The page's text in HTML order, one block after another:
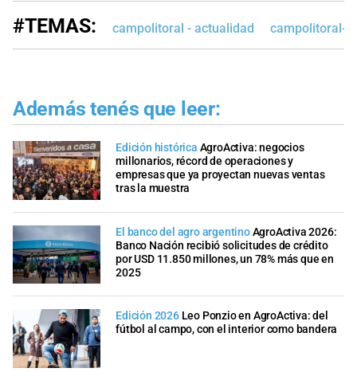
#TEMAS: campolitoral - actualidad campolitoral-
Además tenés que leer:
Edición histórica AgroActiva: negocios
millonarios, récord de operaciones y
empresas que ya proyectan nuevas ventas
tras la muestra
El banco del agro argentinoAgroActiva 2026:
Banco Nación recibió solicitudes de crédito
por USD 11.850 millones, un 78% más que en
2025
Edición 2026 Leo Ponzio en AgroActiva: del
fútbol al campo, con el interior como bandera